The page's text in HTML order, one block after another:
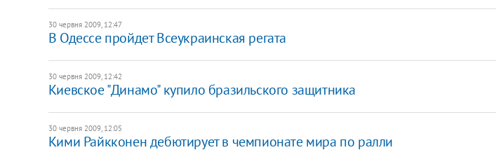
30 червня 2009, 12:47
В Одессе пройдет Всеукраинская регата
30 червня 2009, 12:42
Киевское "Динамо" купило бразильского защитника
30 червня 2009, 12:05
Кими Райкконен дебютирует в чемпионате мира по ралли